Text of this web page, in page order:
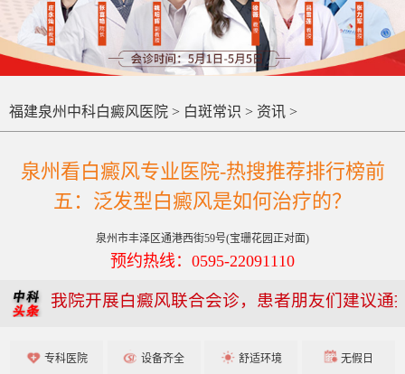
福建泉州中科白癜风医院 > 白斑常识 > 资讯 >
泉州看白癜风专业医院-热搜推荐排行榜前
五：泛发型白癜风是如何治疗的？
泉州市丰泽区通港西街59号(宝珊花园正对面)
预约热线：0595-22091110
我院开展白癜风联合会诊，患者朋友们建议通
专科医院 设备齐全 舒适环境 无假日